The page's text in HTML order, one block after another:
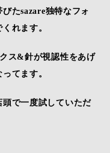
たsazare独特なフォ
れます。
ス&針が視認性をあげ
てます。
で一度試していただ